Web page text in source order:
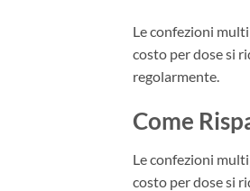
Le confezioni
costo per dose si
regolarmente.
Come
Le confezioni
costo per dose si